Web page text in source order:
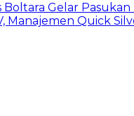
Gelar
Manajemen Quick